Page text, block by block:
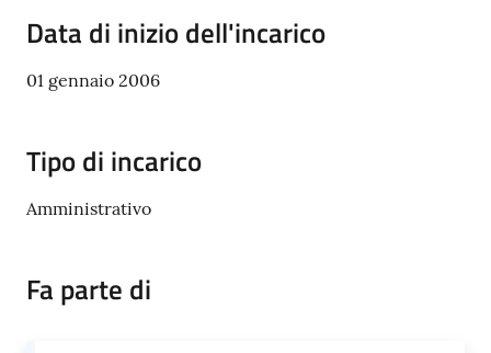
Tutti
gli
Seguici
Data di inizio dell'incarico
01 gennaio 2006
Tipo di incarico
Amministrativo
Fa parte di